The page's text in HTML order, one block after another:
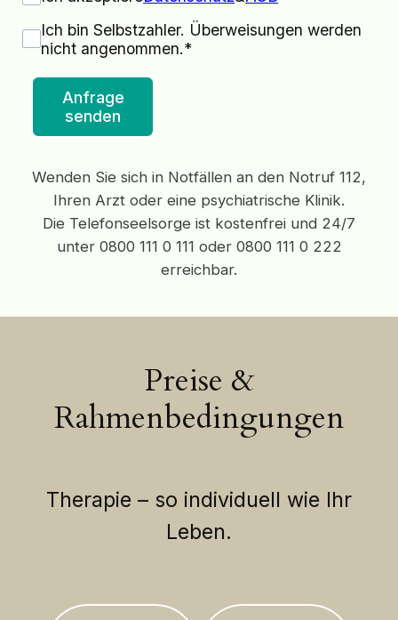
Ich bin Selbstzahler. Überweisungen werden
nicht angenommen.*
Anfrage
senden
Wenden Sie sich in Notfällen an den Notruf 112,
Ihren Arzt oder eine psychiatrische Klinik.
Die Telefonseelsorge ist kostenfrei und 24/7
unter 0800 111 0 111 oder 0800 111 0 222
erreichbar.
Preise &
Rahmenbedingungen
Therapie – so individuell wie Ihr
Leben.